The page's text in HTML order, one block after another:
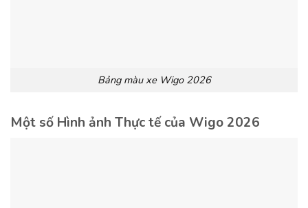
Bảng màu xe Wigo 2026
Một số Hình ảnh Thực tế của Wigo 2026